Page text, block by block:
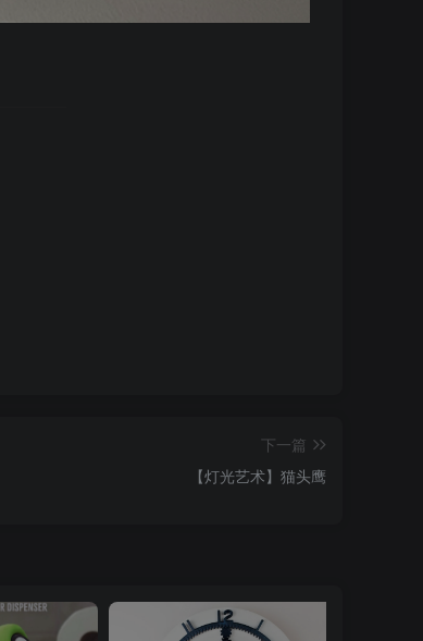
下一篇
【灯光艺术】猫头鹰